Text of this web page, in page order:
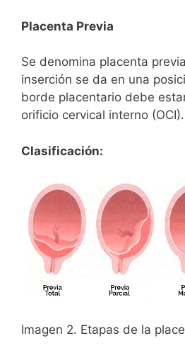
Placenta Previa
Se denomina placenta
inserción se da en una
borde placentario debe
orificio cervical interno (OCI).
Clasificación:
Imagen 2. Etapas de la